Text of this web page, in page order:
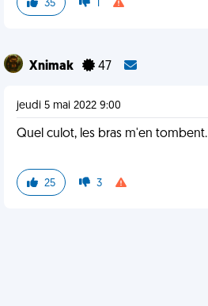
35 1
Xnimak 47
jeudi 5 mai 2022 9:00
Quel culot, les bras m'en tombent.
25 3